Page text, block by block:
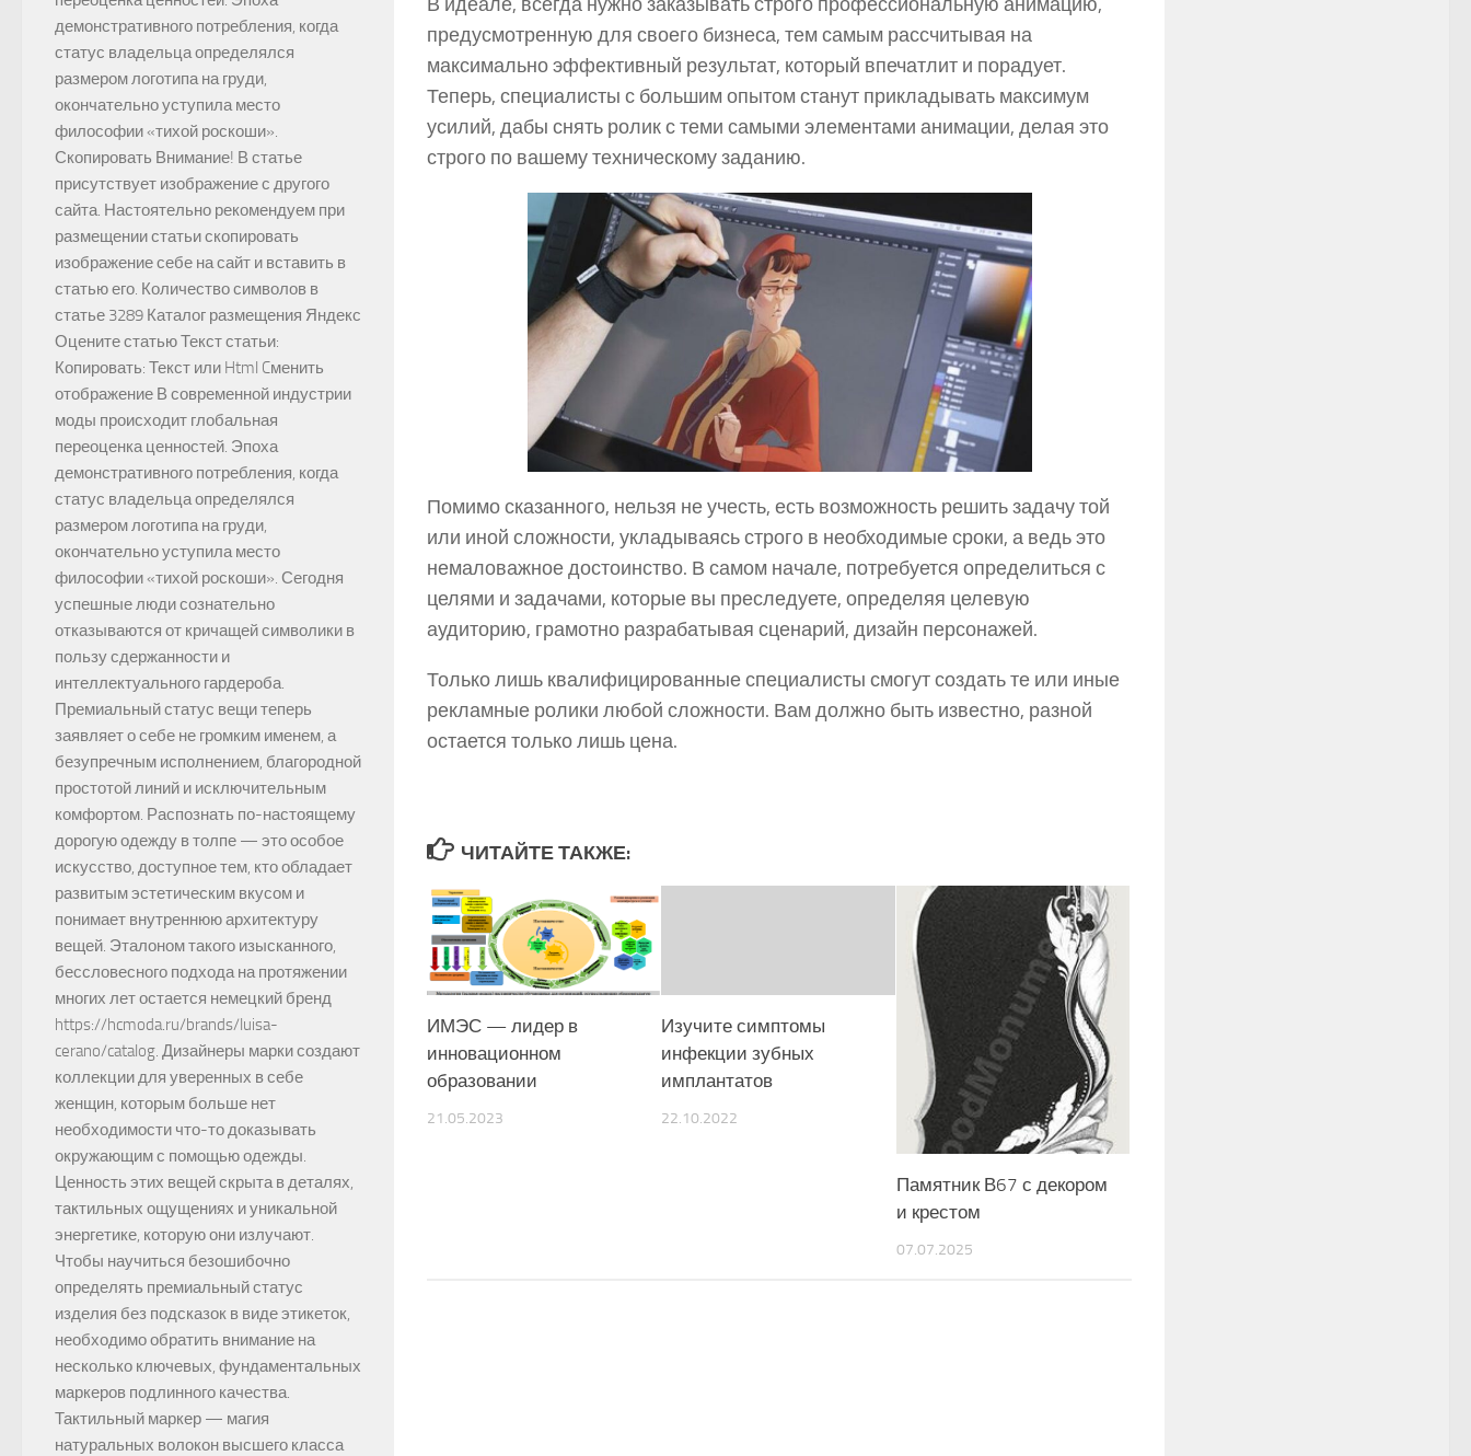
предусмотренную для своего бизнеса, тем самым рассчитывая на
максимально эффективный результат, который впечатлит и порадует.
Теперь, специалисты с большим опытом станут прикладывать максимум
усилий, дабы снять ролик с теми самыми элементами анимации, делая это
строго по вашему техническому заданию.
Помимо сказанного, нельзя не учесть, есть возможность решить задачу той
или иной сложности, укладываясь строго в необходимые сроки, а ведь это
немаловажное достоинство. В самом начале, потребуется определиться с
целями и задачами, которые вы преследуете, определяя целевую
аудиторию, грамотно разрабатывая сценарий, дизайн персонажей.
Только лишь квалифицированные специалисты смогут создать те или иные
рекламные ролики любой сложности. Вам должно быть известно, разной
остается только лишь цена.
ЧИТАЙТЕ ТАКЖЕ:
ИМЭС — лидер в
инновационном
образовании
21.05.2023
Изучите симптомы
инфекции зубных
имплантатов
22.10.2022
Памятник В67 с декором
и крестом
07.07.2025
демонстративного потребления, когда
статус владельца определялся
размером логотипа на груди,
окончательно уступила место
философии «тихой роскоши».
Скопировать Внимание! В статье
присутствует изображение с другого
сайта. Настоятельно рекомендуем при
размещении статьи скопировать
изображение себе на сайт и вставить в
статью его. Количество символов в
статье 3289 Каталог размещения Яндекс
Оцените статью Текст статьи:
Копировать: Текст или Html Cменить
отображение В современной индустрии
моды происходит глобальная
переоценка ценностей. Эпоха
демонстративного потребления, когда
статус владельца определялся
размером логотипа на груди,
окончательно уступила место
философии «тихой роскоши». Сегодня
успешные люди сознательно
отказываются от кричащей символики в
пользу сдержанности и
интеллектуального гардероба.
Премиальный статус вещи теперь
заявляет о себе не громким именем, а
безупречным исполнением, благородной
простотой линий и исключительным
комфортом. Распознать по-настоящему
дорогую одежду в толпе — это особое
искусство, доступное тем, кто обладает
развитым эстетическим вкусом и
понимает внутреннюю архитектуру
вещей. Эталоном такого изысканного,
бессловесного подхода на протяжении
многих лет остается немецкий бренд
https://hcmoda.ru/brands/luisa-
cerano/catalog. Дизайнеры марки создают
коллекции для уверенных в себе
женщин, которым больше нет
необходимости что-то доказывать
окружающим с помощью одежды.
Ценность этих вещей скрыта в деталях,
тактильных ощущениях и уникальной
энергетике, которую они излучают.
Чтобы научиться безошибочно
определять премиальный статус
изделия без подсказок в виде этикеток,
необходимо обратить внимание на
несколько ключевых, фундаментальных
маркеров подлинного качества.
Тактильный маркер — магия
натуральных волокон высшего класса